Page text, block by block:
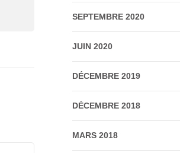
SEPTEMBRE 2020
JUIN 2020
DÉCEMBRE 2019
DÉCEMBRE 2018
MARS 2018